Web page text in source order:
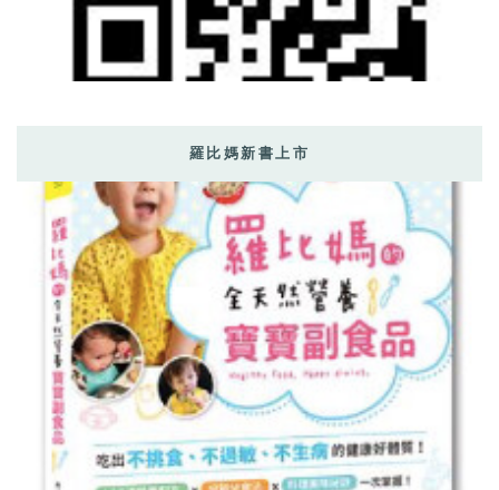
羅比媽新書上市